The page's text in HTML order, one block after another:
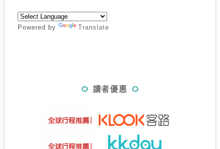
Powered by Translate
讀者優惠